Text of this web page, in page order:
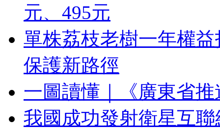
元、495元
單株荔枝老樹一年權
保護新路徑
一圖讀懂｜《廣東省
我國成功發射衛星互